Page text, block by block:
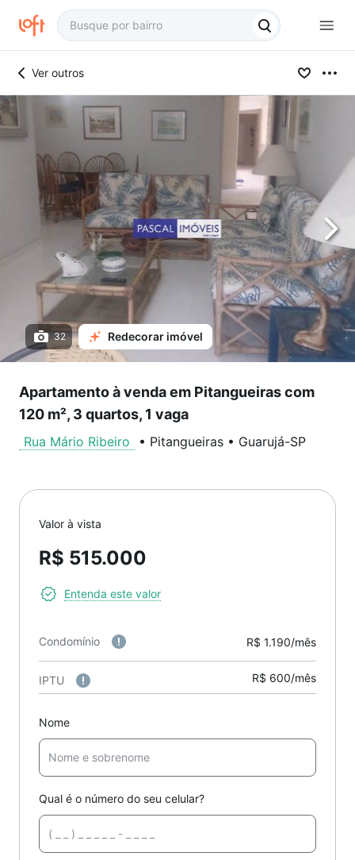
Ver outros
32 Redecorar imóvel
Apartamento à venda em Pitangueiras com
120 m², 3 quartos, 1 vaga
Rua Mário Ribeiro • Pitangueiras • Guarujá-SP
Valor à vista
R$ 515.000
Entenda este valor
Condomínio R$ 1.190/mês
IPTU R$ 600/mês
Nome
Qual é o número do seu celular?